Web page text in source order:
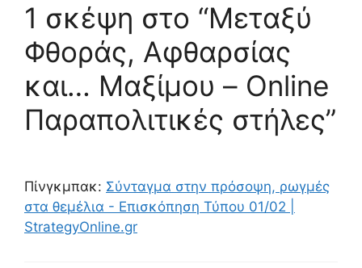
1 σκέψη στο “Μεταξύ
Φθοράς, Αφθαρσίας
και… Μαξίμου – Online
Παραπολιτικές στήλες”
Πίνγκμπακ: Σύνταγμα στην πρόσοψη, ρωγμές
στα θεμέλια - Επισκόπηση Τύπου 01/02 |
StrategyOnline.gr